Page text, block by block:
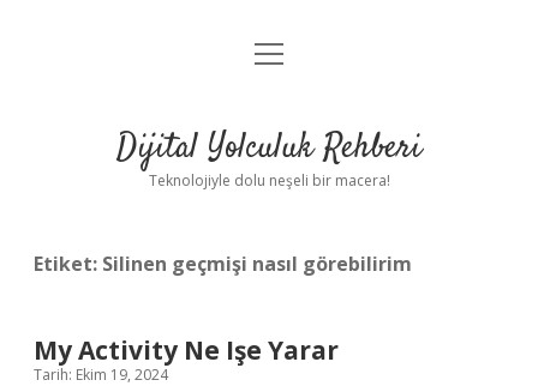
Anasayfa
Yasal Uyarı
menüyü
Dijital Yolculuk Rehberi
Teknolojiyle dolu neşeli bir macera!
Etiket: Silinen geçmişi nasıl görebilirim
My Activity Ne Işe Yarar
Tarih: Ekim 19, 2024